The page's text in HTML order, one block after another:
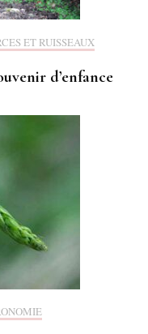
ET RUISSEAUX
d’enfance